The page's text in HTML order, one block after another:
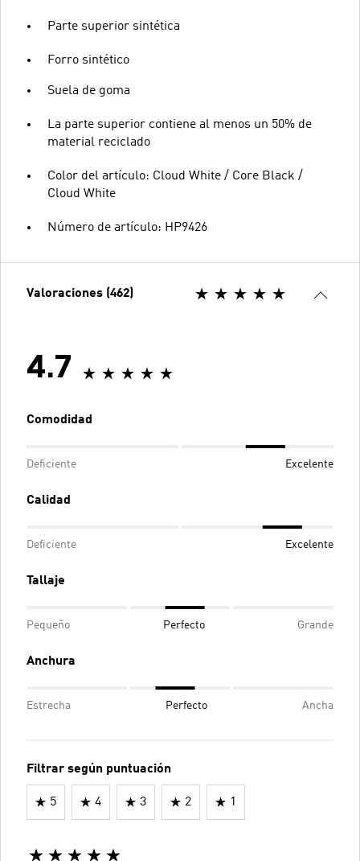
Parte superior sintética
Forro sintético
Suela de goma
La parte superior contiene al menos un 50% de
material reciclado
Color del artículo: Cloud White / Core Black /
Cloud White
Número de artículo: HP9426
Valoraciones (462)
4.7
Comodidad
Deficiente Excelente
Calidad
Deficiente Excelente
Tallaje
Pequeño Perfecto Grande
Anchura
Estrecha Perfecto Ancha
Filtrar según puntuación
5 4 3 2 1